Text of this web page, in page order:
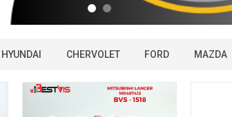
HYUNDAI CHERVOLET FORD MAZDA